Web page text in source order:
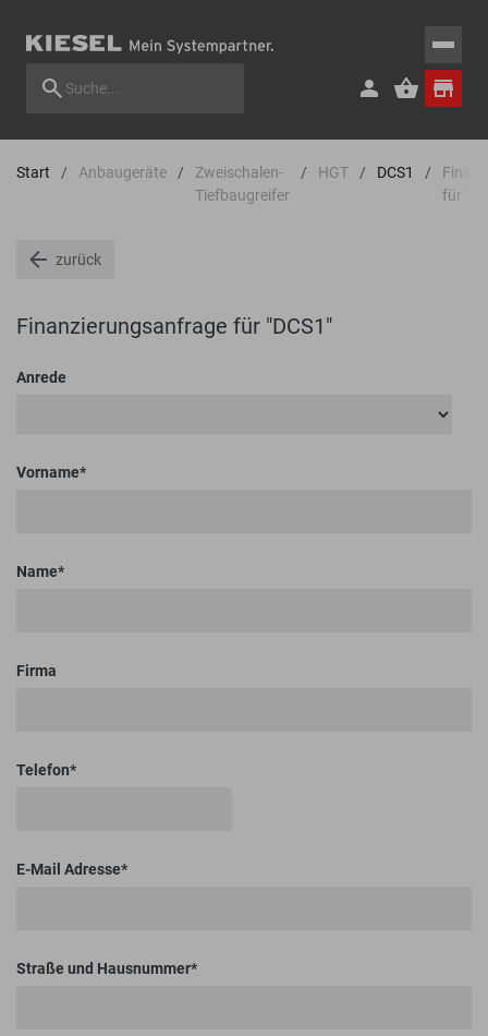
Start Anbaugeräte
Zweischalen-
Tiefbaugreifer
HGT DCS1
für
zurück
Finanzierungsanfrage für "DCS1"
Anrede
Vorname
Name
Firma
Telefon
E-Mail Adresse
Straße und Hausnummer